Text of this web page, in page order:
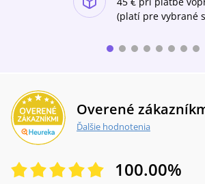
audioknihe.
(platí pre vybrané
Overené
Ďalšie hodnotenia
100.00%